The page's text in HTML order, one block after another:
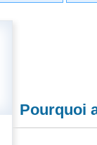
Pourquoi